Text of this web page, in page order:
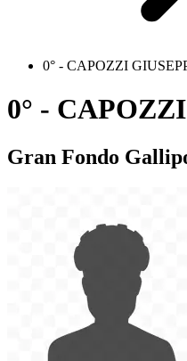
0° - CAPOZZI
0° -
Gran Fondo